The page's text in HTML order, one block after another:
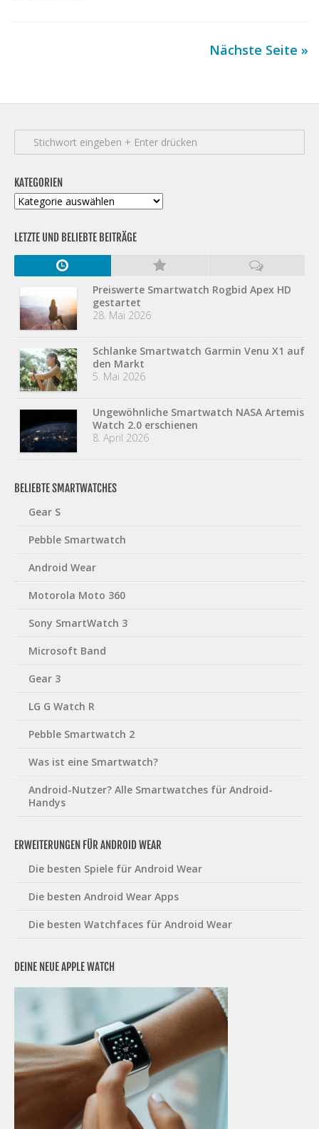
Nächste Seite »
KATEGORIEN
Kategorien
LETZTE UND BELIEBTE BEITRÄGE
Preiswerte Smartwatch Rogbid Apex HD
gestartet
28. Mai 2026
Schlanke Smartwatch Garmin Venu X1 auf
den Markt
5. Mai 2026
Ungewöhnliche Smartwatch NASA Artemis
Watch 2.0 erschienen
8. April 2026
BELIEBTE SMARTWATCHES
Gear S
Pebble Smartwatch
Android Wear
Motorola Moto 360
Sony SmartWatch 3
Microsoft Band
Gear 3
LG G Watch R
Pebble Smartwatch 2
Was ist eine Smartwatch?
Android-Nutzer? Alle Smartwatches für Android-
Handys
ERWEITERUNGEN FÜR ANDROID WEAR
Die besten Spiele für Android Wear
Die besten Android Wear Apps
Die besten Watchfaces für Android Wear
DEINE NEUE APPLE WATCH